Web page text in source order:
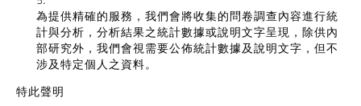
為提供精確的服務，我們會將收集的問卷調查內容進行統
計與分析，分析結果之統計數據或說明文字呈現，除供內
部研究外，我們會視需要公佈統計數據及說明文字，但不
涉及特定個人之資料。
特此聲明